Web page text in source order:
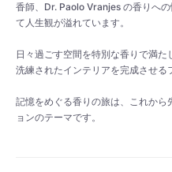
香師、Dr. Paolo Vranjes の香りへ
て人生観が溢れています。
日々過ごす空間を特別な香りで満
洗練されたインテリアを完成させる
記憶をめぐる香りの旅は、これから
ョンのテーマです。